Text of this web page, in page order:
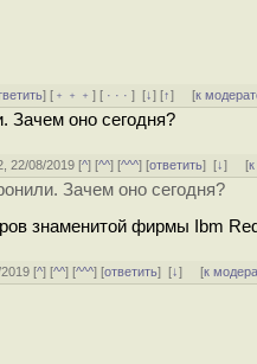
] [ ﹢﹢﹢] [ · · ·][↓] [↑] [к
Зачем оно сегодня?
22/08/2019 [^] [^^] [^^^] [ответить][↓] [
Зачем оно сегодня?
знаменитой фирмы Ibm
[^] [^^] [^^^] [ответить][↓] [к